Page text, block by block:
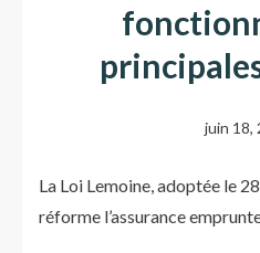
juin 18,
La Loi Lemoine, adoptée le
réforme l’assurance